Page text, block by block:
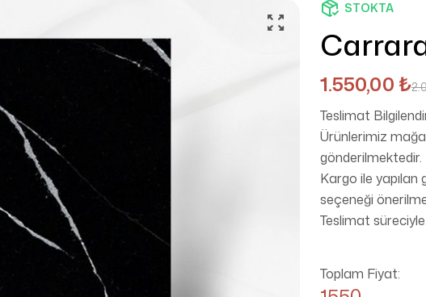
STOKTA
1.550,00 ₺
Teslimat
Ürünlerimiz
gönderilmektedir.
Kargo ile
seçeneği
Teslimat
Toplam Fiyat: